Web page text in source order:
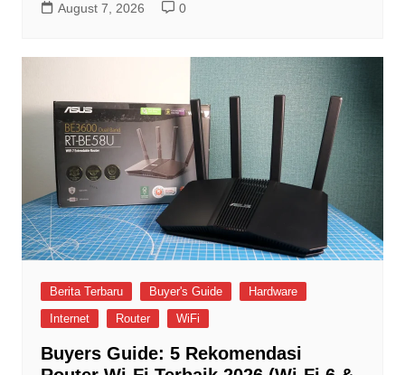
August 7, 2026 0
Berita Terbaru Buyer's Guide
Hardware
Internet
Router WiFi
Buyers Guide: 5 Rekomendasi